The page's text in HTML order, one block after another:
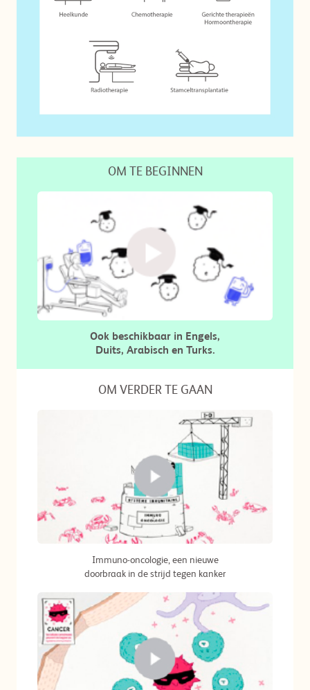
OM TE BEGINNEN
Ook beschikbaar in Engels,
Duits, Arabisch en Turks.
OM VERDER TE GAAN
Immuno-oncologie, een nieuwe
doorbraak in de strijd tegen kanker